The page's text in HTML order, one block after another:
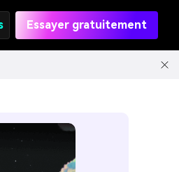
Essayer gratuitement